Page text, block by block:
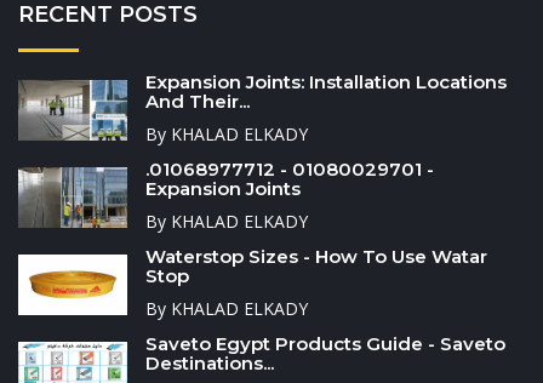
RECENT POSTS
Expansion Joints: Installation Locations
And Their...
By KHALAD ELKADY
.01068977712 - 01080029701 -
Expansion Joints
By KHALAD ELKADY
Waterstop Sizes - How To Use Watar
Stop
By KHALAD ELKADY
Saveto Egypt Products Guide - Saveto
Destinations...